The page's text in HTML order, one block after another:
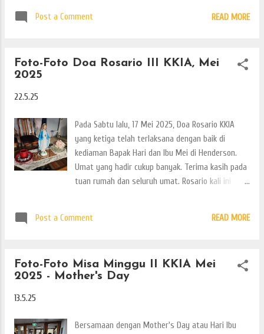
bawah.
Post a Comment READ MORE
Foto-Foto Doa Rosario III KKIA, Mei
2025
22.5.25
Pada Sabtu lalu, 17 Mei 2025, Doa Rosario KKIA
yang ketiga telah terlaksana dengan baik di
kediaman Bapak Hari dan Ibu Mei di Henderson.
Umat yang hadir cukup banyak. Terima kasih pada
tuan rumah dan seluruh umat. Rosario kali ini
Post a Comment
READ MORE
Foto-Foto Misa Minggu II KKIA Mei
2025 - Mother's Day
13.5.25
Bersamaan dengan Mother's Day atau Hari Ibu